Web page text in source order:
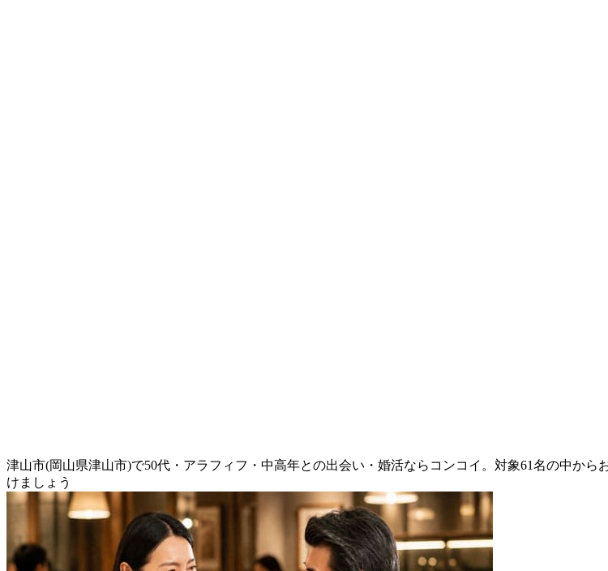
津山市(岡山県津山市)で50代・アラフィフ・中高年との出会い・婚活ならコンコイ。対象61名の中か
けましょう